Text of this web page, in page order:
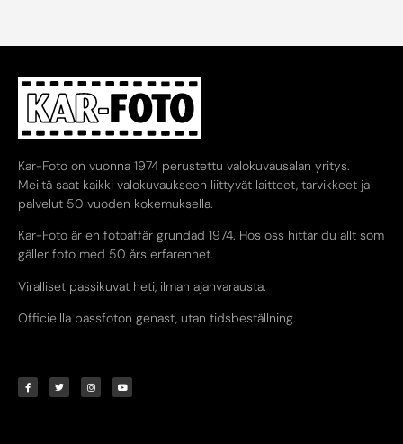
Kar-Foto on vuonna 1974 perustettu valokuvausalan yritys.
Meiltä saat kaikki valokuvaukseen liittyvät laitteet, tarvikkeet ja
palvelut 50 vuoden kokemuksella.
Kar-Foto är en fotoaffär grundad 1974. Hos oss hittar du allt som
gäller foto med 50 års erfarenhet.
Viralliset passikuvat heti, ilman ajanvarausta.
Officiellla passfoton genast, utan tidsbeställning.